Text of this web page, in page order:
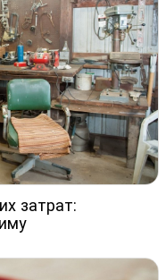
затрат: